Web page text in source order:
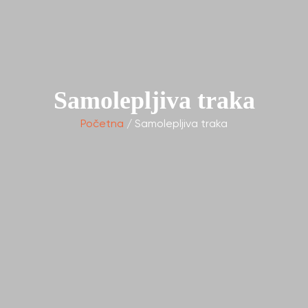
Samolepljiva traka
Početna / Samolepljiva traka